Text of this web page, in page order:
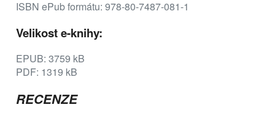
ISBN ePub formátu: 978-80-7487-081-1
Velikost e-knihy:
EPUB: 3759 kB
PDF: 1319 kB
RECENZE